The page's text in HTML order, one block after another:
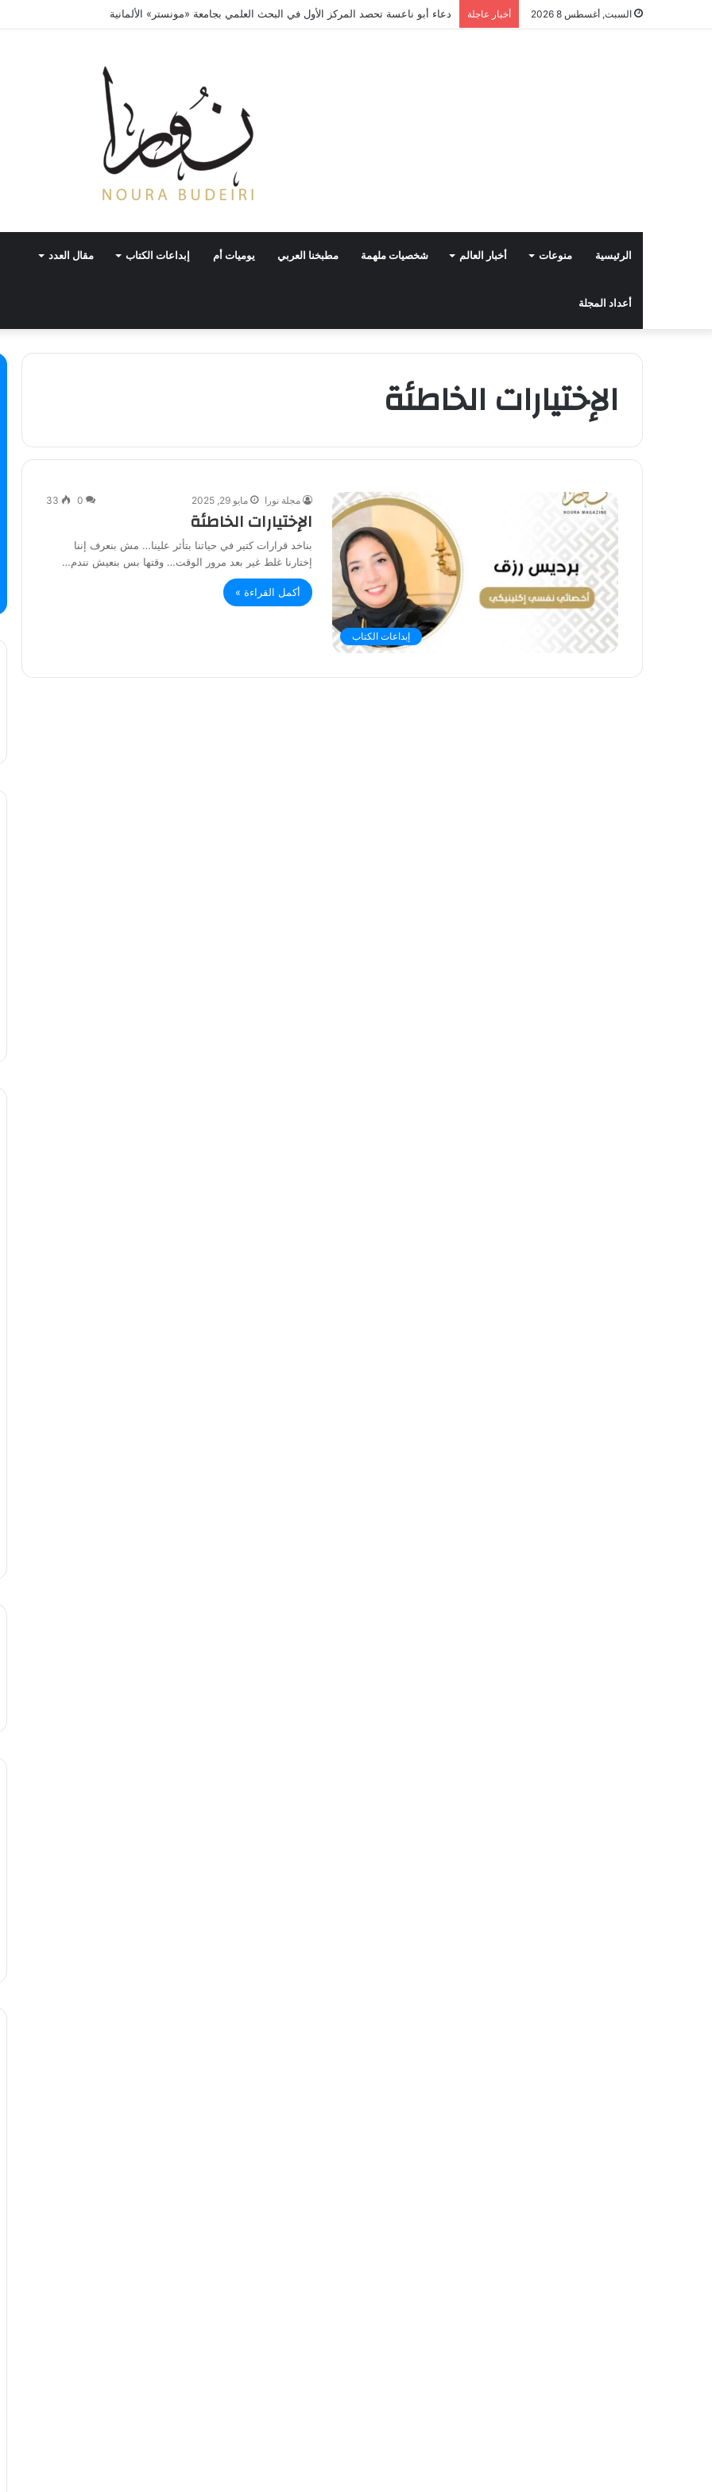
السبت, أغسطس 8 2026 أخبار عاجلة دعاء أبو ناعسة تحصد المركز الأول في البحث العلمي بجامعة «مونستر» الألمانية
الرئيسية منوعات أخبار العالم شخصيات ملهمة مطبخنا العربي يوميات أم إبداعات الكتاب مقال العدد
أعداد المجلة
الإختيارات الخاطئة
إبداعات الكتاب
مجلة نورا مايو 29, 2025 0
33
الإختيارات الخاطئة
بناخد قرارات كتير في حياتنا بتأثر علينا… مش بنعرف إننا
إختارنا غلط غير بعد مرور الوقت… وقتها بس بنعيش نندم…
أكمل القراءة »